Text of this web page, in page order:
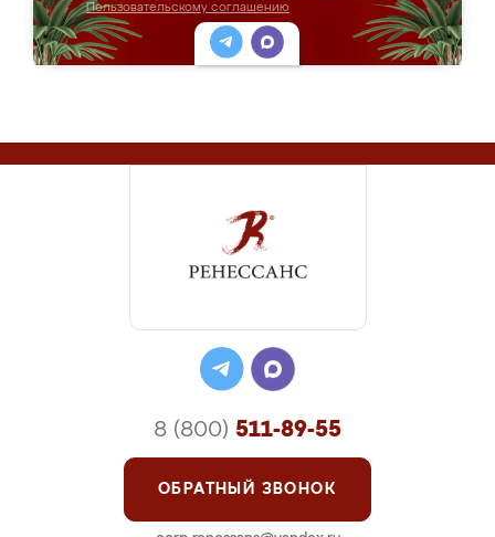
Пользовательскому соглашению
8 (800) 511-89-55
ОБРАТНЫЙ ЗВОНОК